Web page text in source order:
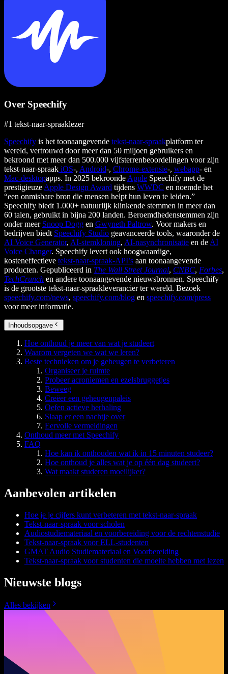
Over Speechify
#1 tekst-naar-spraaklezer
Speechify is het toonaangevende tekst-naar-spraakplatform ter
wereld, vertrouwd door meer dan 50 miljoen gebruikers en
bekroond met meer dan 500.000 vijfsterrenbeoordelingen voor zijn
tekst-naar-spraak iOS-, Android-, Chrome-extensie-, webapp- en
Mac-desktopapps. In 2025 bekroonde Apple Speechify met de
prestigieuze Apple Design Award tijdens WWDC en noemde het
“een onmisbare bron die mensen helpt hun leven te leiden.”
Speechify biedt 1.000+ natuurlijk klinkende stemmen in meer dan
60 talen, gebruikt in bijna 200 landen. Beroemdhedenstemmen zijn
onder meer Snoop Dogg en Gwyneth Paltrow. Voor makers en
bedrijven biedt Speechify Studio geavanceerde tools, waaronder de
AI Voice Generator, AI-stemkloning, AI-nasynchronisatie en de AI
Voice Changer. Speechify levert ook hoogwaardige,
kosteneffectieve tekst-naar-spraak-API’s aan toonaangevende
producten. Gepubliceerd in The Wall Street Journal, CNBC, Forbes,
TechCrunch en andere toonaangevende nieuwsbronnen. Speechify
is de grootste tekst-naar-spraakleverancier ter wereld. Bezoek
speechify.com/news, speechify.com/blog en speechify.com/press
voor meer informatie.
Inhoudsopgave
Hoe onthoud je meer van wat je studeert
Waarom vergeten we wat we leren?
Beste technieken om je geheugen te verbeteren
Organiseer je ruimte
Probeer acroniemen en ezelsbruggetjes
Beweeg
Creëer een geheugenpaleis
Oefen actieve herhaling
Slaap er een nachtje over
Eervolle vermeldingen
Onthoud meer met Speechify
FAQ
Hoe kan ik onthouden wat ik in 15 minuten studeer?
Hoe onthoud je alles wat je op één dag studeert?
Wat maakt studeren moeilijker?
Aanbevolen artikelen
Hoe je je cijfers kunt verbeteren met tekst-naar-spraak
Tekst-naar-spraak voor scholen
Audiostudiemateriaal en voorbereiding voor de rechtenstudie
Tekst-naar-spraak voor ELL-studenten
GMAT Audio Studiemateriaal en Voorbereiding
Tekst-naar-spraak voor studenten die moeite hebben met lezen
Nieuwste blogs
Alles bekijken